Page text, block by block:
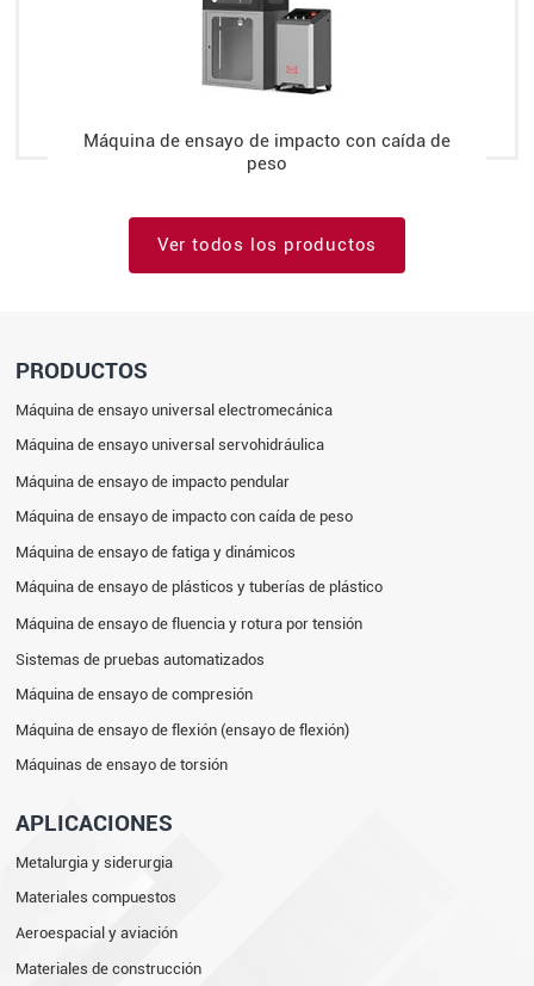
Máquina de ensayo de impacto con caída de
peso
Ver todos los productos
PRODUCTOS
Máquina de ensayo universal electromecánica
Máquina de ensayo universal servohidráulica
Máquina de ensayo de impacto pendular
Máquina de ensayo de impacto con caída de peso
Máquina de ensayo de fatiga y dinámicos
Máquina de ensayo de plásticos y tuberías de plástico
Máquina de ensayo de fluencia y rotura por tensión
Sistemas de pruebas automatizados
Máquina de ensayo de compresión
Máquina de ensayo de flexión (ensayo de flexión)
Máquinas de ensayo de torsión
APLICACIONES
Metalurgia y siderurgia
Materiales compuestos
Aeroespacial y aviación
Materiales de construcción